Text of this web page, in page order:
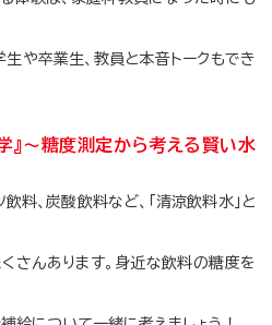
や卒業生、教員と本音トークもでき
』～糖度測定から考える賢い水
酸飲料など、「清涼飲料水」と
ります。身近な飲料の糖度を